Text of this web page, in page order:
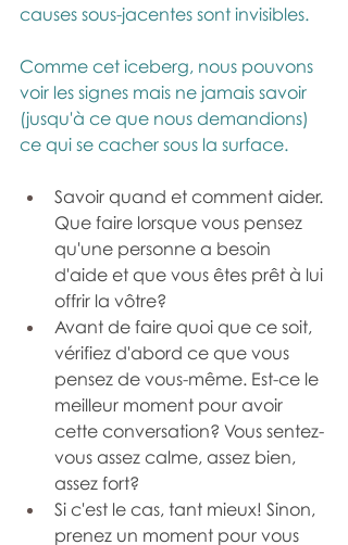
causes sous-jacentes sont invisibles.
Comme cet iceberg, nous pouvons
voir les signes mais ne jamais savoir
(jusqu'à ce que nous demandions)
ce qui se cacher sous la surface.
Savoir quand et comment aider.
Que faire lorsque vous pensez
qu'une personne a besoin
d'aide et que vous êtes prêt à lui
offrir la vôtre?
Avant de faire quoi que ce soit,
vérifiez d'abord ce que vous
pensez de vous-même. Est-ce le
meilleur moment pour avoir
cette conversation? Vous sentez-
vous assez calme, assez bien,
assez fort?
Si c'est le cas, tant mieux! Sinon,
prenez un moment pour vous